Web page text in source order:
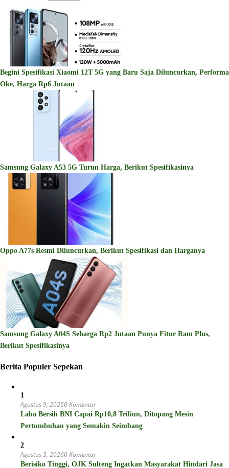
Begini Spesifikasi Xiaomi 12T 5G yang Baru Saja Diluncurkan, Performa
Oke, Harga Rp6 Jutaan
Samsung Galaxy A53 5G Turun Harga, Berikut Spesifikasinya
Oppo A77s Resmi Diluncurkan, Berikut Spesifikasi dan Harganya
Samsung Galaxy A04S Seharga Rp2 Jutaan Punya Fitur Ram Plus,
Berikut Spesifikasinya
Berita Populer Sepekan
1
Agustus 9, 20260 Komentar
Laba Bersih BNI Capai Rp10,8 Triliun, Ditopang Mesin
Pertumbuhan yang Semakin Seimbang
2
Agustus 3, 20260 Komentar
Berisiko Tinggi, OJK Sulteng Ingatkan Masyarakat Hindari Jasa